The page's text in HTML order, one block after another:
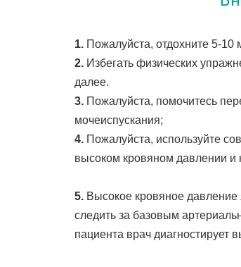
1. Пожалуйста, отдохните 5-
2. Избегать физических
далее.
3. Пожалуйста, помочитесь
мочеиспускания;
4. Пожалуйста, используйте
высоком кровяном давлении и
5. Высокое кровяное
следить за базовым
пациента врач диагностирует